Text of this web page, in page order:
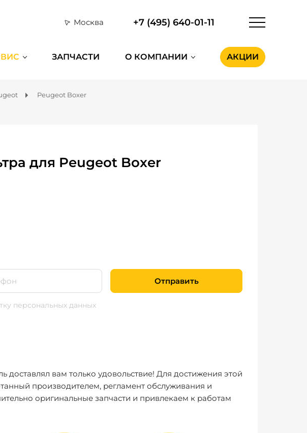
Москва +7 (495) 640-01-11
ЗАПЧАСТИ О КОМПАНИИ АКЦИИ
Peugeot Boxer
для Peugeot Boxer
Отправить
персональных данных
вам только удовольствие! Для достижения этой
производителем, регламент обслуживания и
оригинальные запчасти и привлекаем к работам